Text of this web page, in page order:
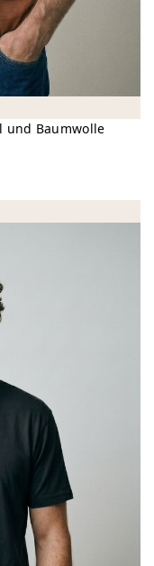
und Baumwolle